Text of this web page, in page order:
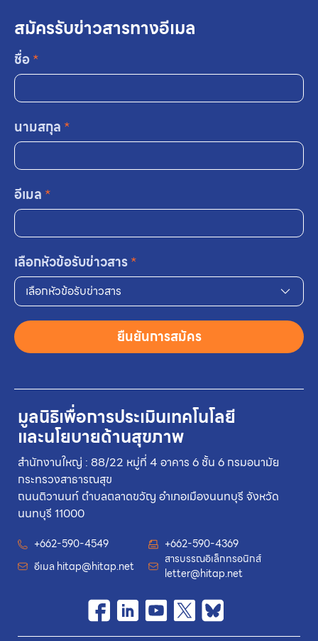
มูลนิธิเพื่อการประเมินเทคโนโลยี
และนโยบายด้านสุขภาพ
สำนักงานใหญ่ : 88/22 หมู่ที่ 4 อาคาร 6 ชั้น 6 กรมอนามัย
กระทรวงสาธารณสุข
ถนนติวานนท์ ตำบลตลาดขวัญ อำเภอเมืองนนทบุรี จังหวัด
นนทบุรี 11000
+662-590-4549
+662-590-4369
อีเมล hitap@hitap.net
สารบรรณอิเล็กทรอนิกส์
letter@hitap.net
สมัครรับข่าวสารทางอีเมล
ชื่อ*
นามสกุล *
อีเมล *
เลือกหัวข้อรับข่าวสาร*
เลือกหัวข้อรับข่าวสาร
ยืนยันการสมัคร